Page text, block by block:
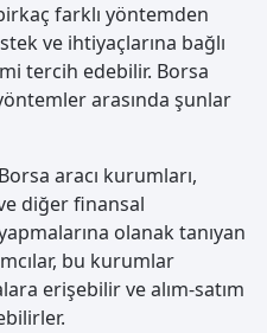
farklı yöntemden
ve ihtiyaçlarına bağlı
tercih edebilir. Borsa
arasında şunlar
aracı kurumları,
diğer finansal
olanak tanıyan
bu kurumlar
erişebilir ve alım-satım